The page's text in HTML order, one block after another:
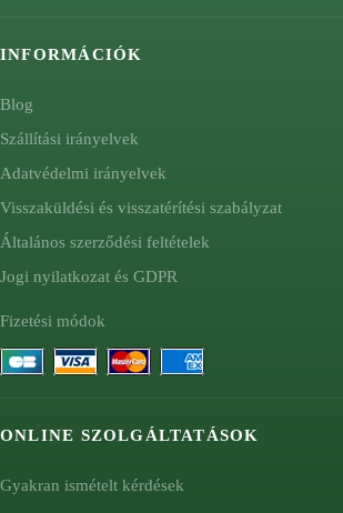
INFORMÁCIÓK
Blog
Szállítási irányelvek
Adatvédelmi irányelvek
Visszaküldési és visszatérítési szabályzat
Általános szerződési feltételek
Jogi nyilatkozat és GDPR
Fizetési módok
ONLINE SZOLGÁLTATÁSOK
Gyakran ismételt kérdések